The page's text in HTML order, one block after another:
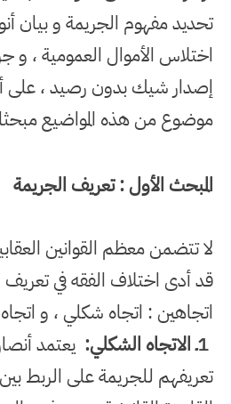
تحديد مفهوم الجريمة و بيان
اختلاس الأموال العمومية ، و
إصدار شيك بدون رصيد ،
موضوع من هذه المواضيع
المبحث الأول : تعريف الجريمة
لا تتضمن معظم القوانين
قد أدى اختلاف الفقه في تعريف
اتجاهين : اتجاه شكلي ، و
1ـ الاتجاه الشكلي: يعتمد
تعريفهم للجريمة على الربط بين